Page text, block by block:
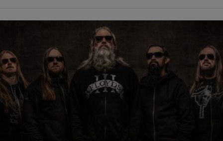
Alexela-konserttitalo
Estonia pst 9, Tallinn
Keskusta
16.10.2026
info@tallinnconcerthall.com